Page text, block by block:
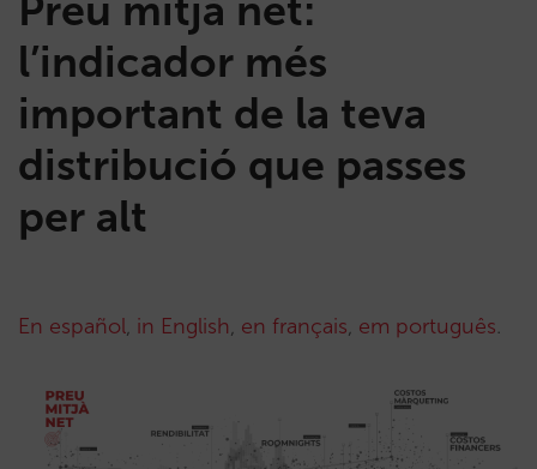
l’indicador més
important de la teva
distribució que passes
per alt
En español, in English, en français, em português.